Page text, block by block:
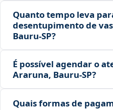
Quanto tempo leva
desentupimento de
Bauru‑SP?
É possível agendar o
Araruna, Bauru‑SP?
Quais formas de